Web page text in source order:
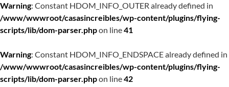
Warning: Constant HDOM_INFO_OUTER already defined in
/www/wwwroot/casasincreibles/wp-content/plugins/flying-
scripts/lib/dom-parser.phpon line41
Warning: Constant HDOM_INFO_ENDSPACE already defined in
/www/wwwroot/casasincreibles/wp-content/plugins/flying-
scripts/lib/dom-parser.phpon line42